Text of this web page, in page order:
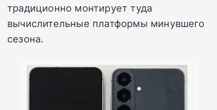
традиционно монтирует туда
вычислительные платформы минувшего
сезона.